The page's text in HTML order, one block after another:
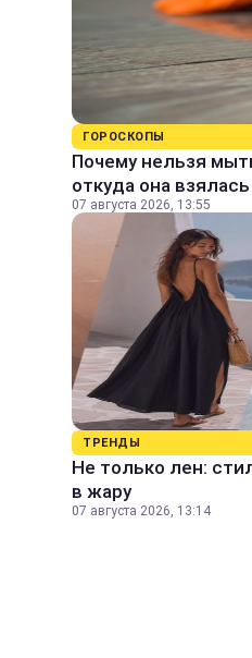
ГОРОСКОПЫ
Почему нельзя
откуда она взялась
07 августа 2026, 13:55
ТРЕНДЫ
Не только лен:
в жару
07 августа 2026, 13:14